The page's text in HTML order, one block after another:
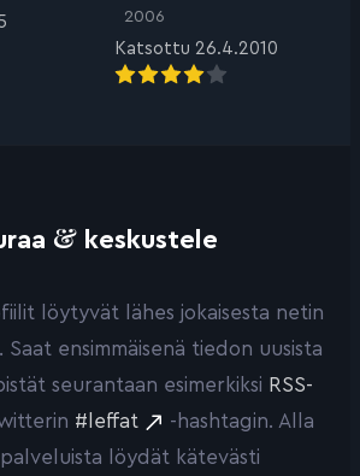
2006
Katsottu 26.4.2010
& keskustele
löytyvät lähes jokaisesta netin
Saat ensimmäisenä tiedon uusista
seurantaan esimerkiksi RSS-
#leffat
-hashtagin. Alla
löydät kätevästi